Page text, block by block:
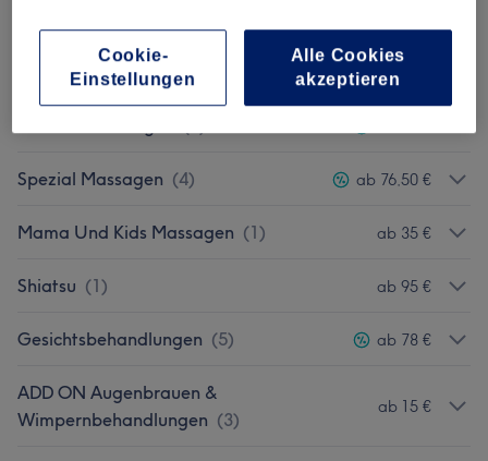
Massagen (5) ab 34,20 €
Spezial Massagen (4) ab 76,50 €
Mama Und Kids Massagen (1) ab 35 €
Shiatsu (1) ab 95 €
Gesichtsbehandlungen (5) ab 78 €
ADD ON Augenbrauen &
Wimpernbehandlungen (3)
ab 15 €
Alle Cookies
akzeptieren
Cookie-
Einstellungen